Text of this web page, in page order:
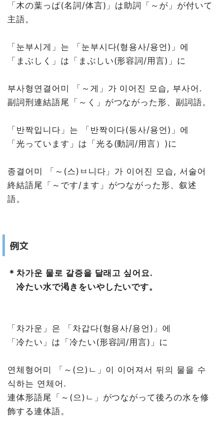
「木の葉っぱ(名詞/体言)」は助詞「～が」が付いて
主語。
「눈부시게」는 「눈부시다(형용사/용언)」에
「まぶしく」は「まぶしい(形容詞/用言)」に
부사형연결어미 「～게」가 이어진 모습, 부사어.
副詞刑連結語尾「～く」がつながった形、副詞語。
「반짝입니다」는 「반짝이다(동사/용언)」에
「光っています」は「光る(動詞/用言）)に
종결어미 「～(스)ㅂ니다」가 이어진 모습, 서술어
終結語尾「～です/ます」がつながった形、叙述
語。
例文
＊차가운 물로 갈증을 달래고 싶어요.
冷たい水で渇きをいやしたいです。
「차가운」은 「차갑다(형용사/용언)」에
「冷たい」は「冷たい(形容詞/用言)」に
연체형어미 「～(으)ㄴ」이 이어져서 뒤의 물을 수
식하는 연체어.
連体形語尾「～(으)ㄴ」がつながって後ろの水を修
飾する連体語。